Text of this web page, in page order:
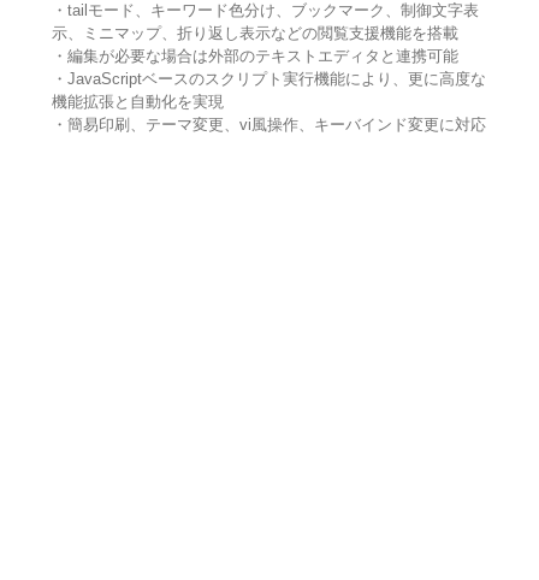
・tailモード、キーワード色分け、ブックマーク、制御文字表
示、ミニマップ、折り返し表示などの閲覧支援機能を搭載
・編集が必要な場合は外部のテキストエディタと連携可能
・JavaScriptベースのスクリプト実行機能により、更に高度な
機能拡張と自動化を実現
・簡易印刷、テーマ変更、vi風操作、キーバインド変更に対応